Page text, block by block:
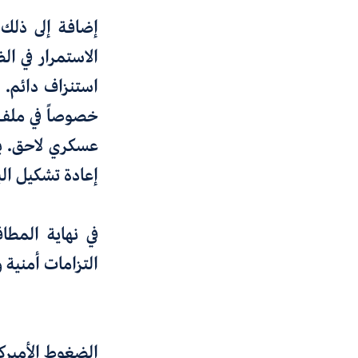
إضافة إلى
الاستمرار في
استنزاف دائم.
خصوصاً في ملف
عسكري لاحق.
إعادة تشكيل
في نهاية
التزامات
الضغوط